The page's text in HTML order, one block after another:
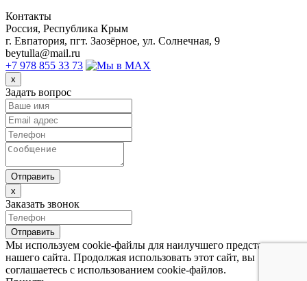
Контакты
Россия, Республика Крым
г. Евпатория, пгт. Заозёрное, ул. Солнечная, 9
beytulla@mail.ru
+7 978 855 33 73
x
Задать вопрос
Отправить
x
Заказать звонок
Отправить
Мы используем cookie-файлы для наилучшего представления
нашего сайта. Продолжая использовать этот сайт, вы
соглашаетесь с использованием cookie-файлов.